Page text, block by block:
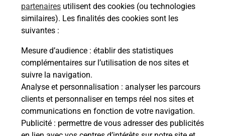
partenaires utilisent des cookies (ou technologies
similaires). Les finalités des cookies sont les
suivantes :
Mesure d’audience : établir des statistiques
complémentaires sur l’utilisation de nos sites et
suivre la navigation.
Analyse et personnalisation : analyser les parcours
clients et personnaliser en temps réel nos sites et
communications en fonction de votre navigation.
Publicité : permettre de vous adresser des publicités
Boîte aux lettres La Poste
Prochaine collecte du courrier vendredi
09h00
Rue Principale
30260 Montmirat
Itinéraire
Le lien s'ouvre dans un nouvel onglet